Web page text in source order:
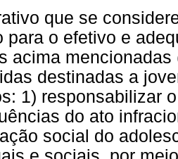
que se
para o efetivo e
acima
destinadas a
1) responsabilizar
do ato
social do